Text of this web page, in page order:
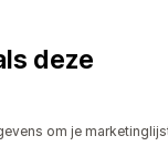
deze
om je